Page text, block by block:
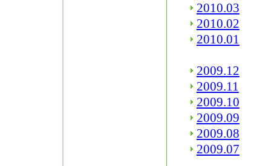
2010.03
2010.02
2010.01
2009.12
2009.11
2009.10
2009.09
2009.08
2009.07